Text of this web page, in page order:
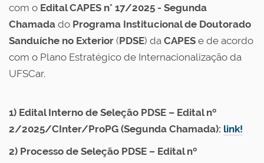
com o Edital CAPES n° 17/2025 - Segunda
Chamada do Programa Institucional de Doutorado
Sanduíche no Exterior (PDSE) da CAPES e de acordo
com o Plano Estratégico de Internacionalização da
UFSCar.
1) Edital Interno de Seleção PDSE – Edital nº
2/2025/CInter/ProPG (Segunda Chamada): link!
2) Processo de Seleção PDSE – Edital nº